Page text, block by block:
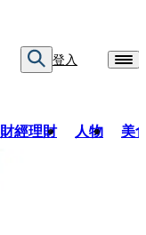
登入
財經理財 人物 美